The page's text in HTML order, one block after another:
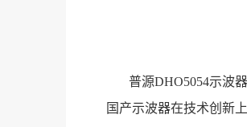
普源DHO5054示波
国产示波器在技术创新